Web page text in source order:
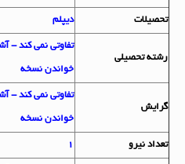
تحصيلات دیپلم
رشته تحصيلي
تفاوتی نمی کند -
خواندن نسخه
گرايش
تفاوتی نمی کند -
خواندن نسخه
تعداد نيرو